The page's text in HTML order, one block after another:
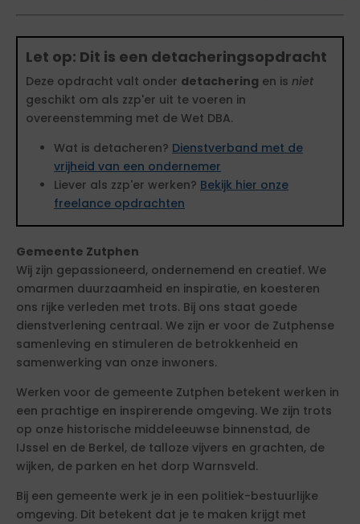
Let op: Dit is een detacheringsopdracht
Deze opdracht valt onder detachering en is niet
geschikt om als zzp'er uit te voeren in
overeenstemming met de Wet DBA.
Wat is detacheren? Dienstverband met de
vrijheid van een ondernemer
Liever als zzp'er werken? Bekijk hier onze
freelance opdrachten
Gemeente Zutphen
Wij zijn gepassioneerd, ondernemend en creatief. We
omarmen duurzaamheid en inspiratie, en koesteren
ons rijke verleden met trots. Bij ons staat goede
dienstverlening centraal. We zijn er voor de Zutphense
samenleving en stimuleren de betrokkenheid en
samenwerking van onze inwoners.
Werken voor de gemeente Zutphen betekent werken in
een prachtige en inspirerende omgeving. We zijn trots
op onze historische middeleeuwse binnenstad, de
IJssel en de Berkel, de talloze vijvers en grachten, de
wijken, de parken en het dorp Warnsveld.
Bij een gemeente werk je in een politiek-bestuurlijke
omgeving. Dit betekent dat je te maken krijgt met